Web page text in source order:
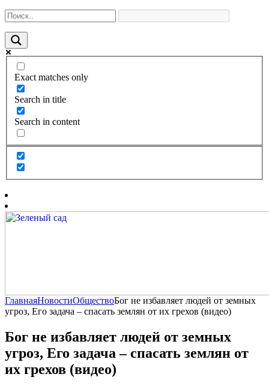
Exact matches only
Search in title
Search in content
ГлавнаяНовостиОбществоБог не избавляет людей от земных
угроз, Его задача – спасать землян от их грехов (видео)
Бог не избавляет людей от земных
угроз, Его задача – спасать землян от
их грехов (видео)